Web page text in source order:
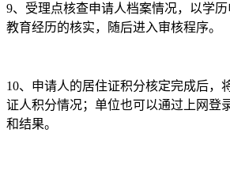
9、受理点核查申请人档案情况，以学
教育经历的核实，随后进入审核程序。
10、申请人的居住证积分核定完成后，
证人积分情况；单位也可以通过上网登
和结果。